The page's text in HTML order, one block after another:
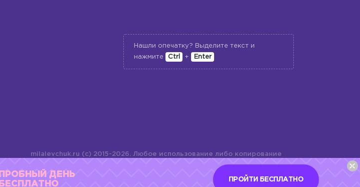
Нашли опечатку? Выделите текст и
нажмите
Ctrl + Enter
milalevchuk.ru (c) 2015-2026. Любое использование либо копирование
материалов или подборки материалов сайта, элементов дизайна и
оформления допускается лишь с разрешения правообладателя и
ПРОБНЫЙ ДЕНЬ
БЕСПЛАТНО
ПРОЙТИ БЕСПЛАТНО